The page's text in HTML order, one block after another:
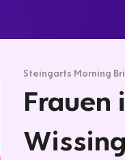
Steingarts Morning
Frauen